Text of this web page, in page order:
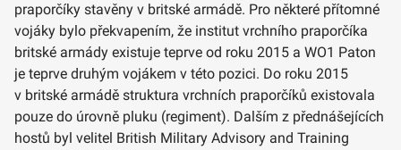
praporčíky stavěny v britské armádě. Pro některé přítomné
vojáky bylo překvapením, že institut vrchního praporčíka
britské armády existuje teprve od roku 2015 a WO1 Paton
je teprve druhým vojákem v této pozici. Do roku 2015
v britské armádě struktura vrchních praporčíků existovala
pouze do úrovně pluku (regiment). Dalším z přednášejících
hostů byl velitel British Military Advisory and Training